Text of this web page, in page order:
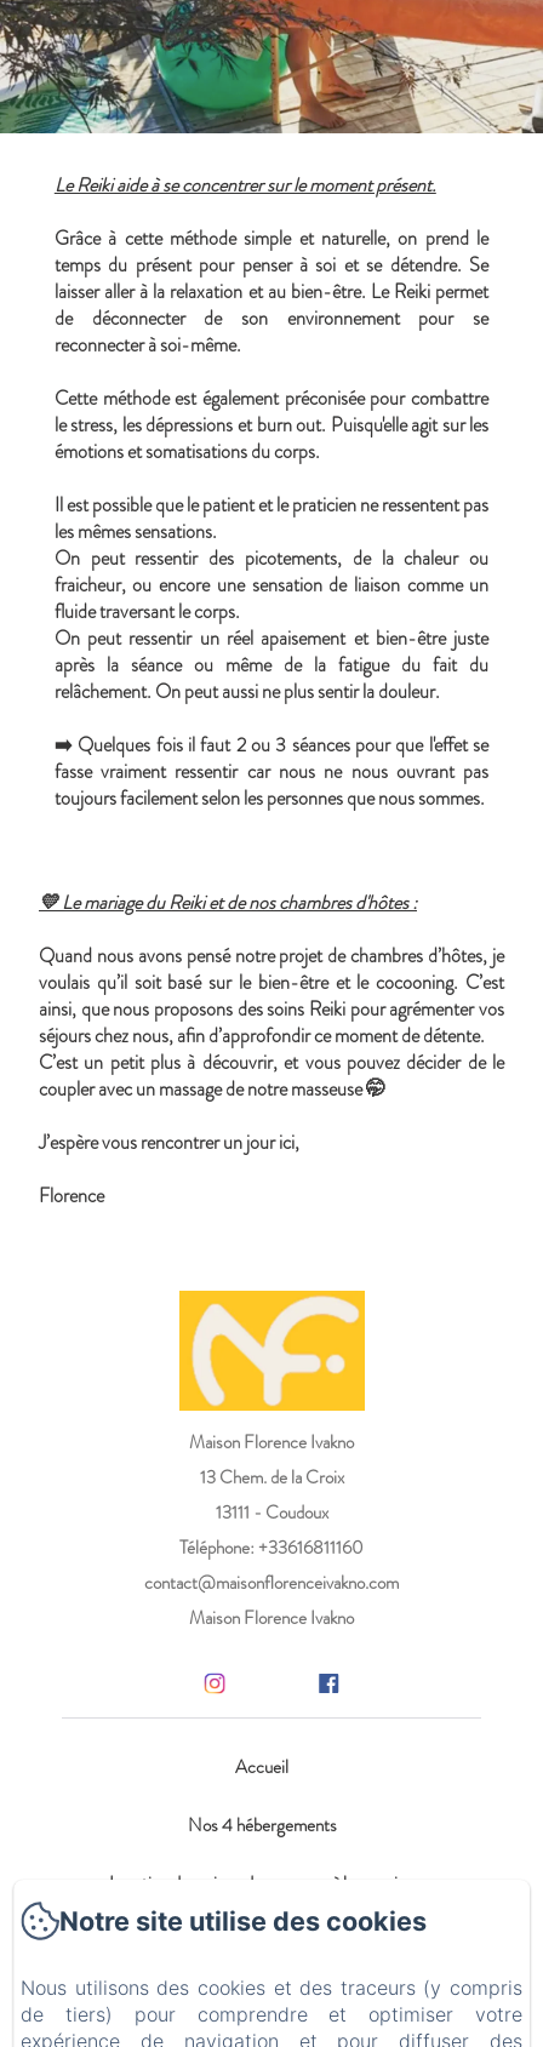
Le Reiki aide à se concentrer sur le moment présent.
Grâce à cette méthode simple et naturelle, on prend le
temps du présent pour penser à soi et se détendre. Se
laisser aller à la relaxation et au bien-être. Le Reiki permet
de déconnecter de son environnement pour se
reconnecter à soi-même.
Cette méthode est également préconisée pour combattre
le stress, les dépressions et burn out. Puisqu'elle agit sur les
émotions et somatisations du corps.
Il est possible que le patient et le praticien ne ressentent pas
les mêmes sensations.
On peut ressentir des picotements, de la chaleur ou
fraicheur, ou encore une sensation de liaison comme un
fluide traversant le corps.
On peut ressentir un réel apaisement et bien-être juste
après la séance ou même de la fatigue du fait du
relâchement. On peut aussi ne plus sentir la douleur.
➡️ Quelques fois il faut 2 ou 3 séances pour que l'effet se
fasse vraiment ressentir car nous ne nous ouvrant pas
toujours facilement selon les personnes que nous sommes.
💛 Le mariage du Reiki et de nos chambres d'hôtes :
Quand nous avons pensé notre projet de chambres d’hôtes, je
voulais qu’il soit basé sur le bien-être et le cocooning. C’est
ainsi, que nous proposons des soins Reiki pour agrémenter vos
séjours chez nous, afin d’approfondir ce moment de détente.
C’est un petit plus à découvrir, et vous pouvez décider de le
coupler avec un massage de notre masseuse 🤭
J’espère vous rencontrer un jour ici,
Florence
Maison Florence Ivakno
13 Chem. de la Croix
13111 - Coudoux
Téléphone: +33616811160
contact@maisonflorenceivakno.com
Maison Florence Ivakno
Accueil
Nos 4 hébergements
Location de maison de vacances à la semaine
Contact
Notre site utilise des cookies
Nous utilisons des cookies et des traceurs (y compris
de tiers) pour comprendre et optimiser votre
expérience de navigation et pour diffuser des